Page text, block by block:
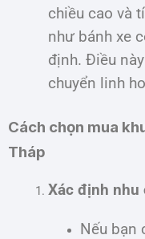
chiều cao và
như bánh xe
định. Điều
chuyển linh
Cách chọn mua
Tháp
Xác định nhu
Nếu bạn